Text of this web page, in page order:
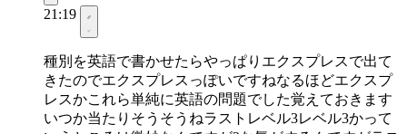
21:19
種別を英語で書かせたらやっぱりエクスプレスで出て
きたのでエクスプレスっぽいですねなるほどエクスプ
レスかこれら単純に英語の問題でした覚えておきます
いつか当たりそうそうねラストレベル3レベル3かって